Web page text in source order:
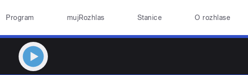
Program mujRozhlas Stanice O rozhlase